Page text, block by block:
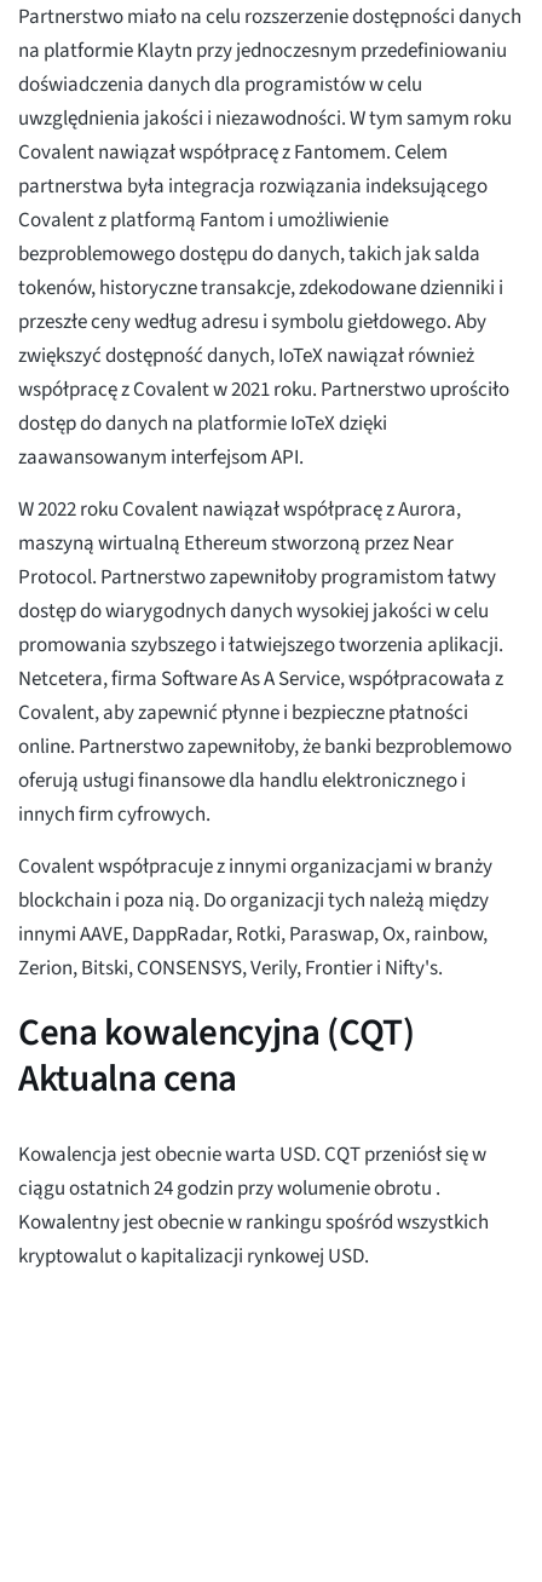
Partnerstwo miało na celu rozszerzenie dostępności danych
na platformie Klaytn przy jednoczesnym przedefiniowaniu
doświadczenia danych dla programistów w celu
uwzględnienia jakości i niezawodności. W tym samym roku
Covalent nawiązał współpracę z Fantomem. Celem
partnerstwa była integracja rozwiązania indeksującego
Covalent z platformą Fantom i umożliwienie
bezproblemowego dostępu do danych, takich jak salda
tokenów, historyczne transakcje, zdekodowane dzienniki i
przeszłe ceny według adresu i symbolu giełdowego. Aby
zwiększyć dostępność danych, IoTeX nawiązał również
współpracę z Covalent w 2021 roku. Partnerstwo uprościło
dostęp do danych na platformie IoTeX dzięki
zaawansowanym interfejsom API.
W 2022 roku Covalent nawiązał współpracę z Aurora,
maszyną wirtualną Ethereum stworzoną przez Near
Protocol. Partnerstwo zapewniłoby programistom łatwy
dostęp do wiarygodnych danych wysokiej jakości w celu
promowania szybszego i łatwiejszego tworzenia aplikacji.
Netcetera, firma Software As A Service, współpracowała z
Covalent, aby zapewnić płynne i bezpieczne płatności
online. Partnerstwo zapewniłoby, że banki bezproblemowo
oferują usługi finansowe dla handlu elektronicznego i
innych firm cyfrowych.
Covalent współpracuje z innymi organizacjami w branży
blockchain i poza nią. Do organizacji tych należą między
innymi AAVE, DappRadar, Rotki, Paraswap, Ox, rainbow,
Zerion, Bitski, CONSENSYS, Verily, Frontier i Nifty's.
Cena kowalencyjna (CQT)
Aktualna cena
Kowalencja jest obecnie warta USD. CQT przeniósł sięw
ciągu ostatnich 24 godzin przy wolumenie obrotu .
Kowalentny jest obecnie w rankinguspośród wszystkich
kryptowalut o kapitalizacji rynkowej USD.